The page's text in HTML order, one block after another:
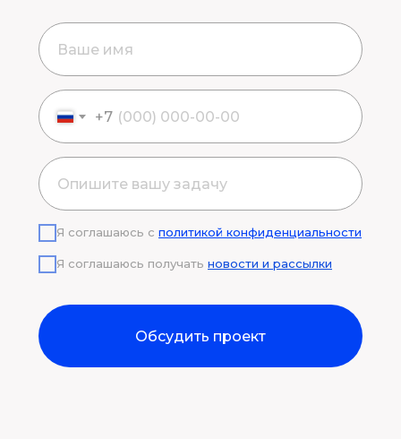
+7
Я соглашаюсь с политикой конфиденциальности
Я соглашаюсь получать новости и рассылки
Обсудить проект